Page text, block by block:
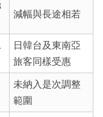
減幅與長途相若
日韓台及東南亞
旅客同樣受惠
未納入是次調整
範圍